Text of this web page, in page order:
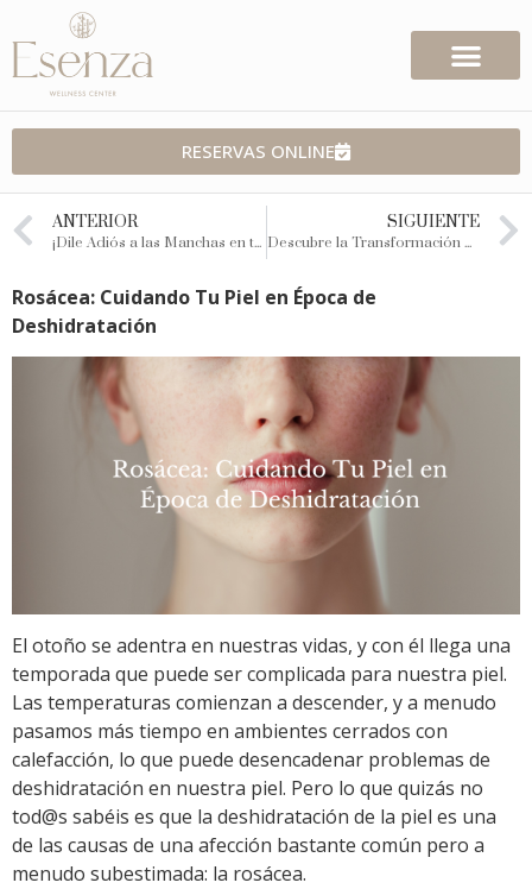
RESERVAS ONLINE
ANTERIOR
¡Dile Adiós a las Manchas en tu Piel con Nuestro Programa STOP MANCHAS!
SIGUIENTE
Descubre la Transformación de tu piel con la Tecnología Bioluminiscente FHOS en Esenza
Rosácea: Cuidando Tu Piel en Época de
Deshidratación
El otoño se adentra en nuestras vidas, y con él llega una
temporada que puede ser complicada para nuestra piel.
Las temperaturas comienzan a descender, y a menudo
pasamos más tiempo en ambientes cerrados con
calefacción, lo que puede desencadenar problemas de
deshidratación en nuestra piel. Pero lo que quizás no
tod@s sabéis es que la deshidratación de la piel es una
de las causas de una afección bastante común pero a
menudo subestimada: la rosácea.